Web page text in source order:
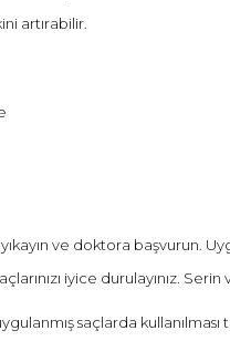
artırabilir.
ve doktora başvurun.
iyice durulayınız. Serin
saçlarda